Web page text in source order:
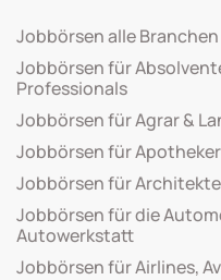
Jobbörsen alle
Jobbörsen für
Professionals
Jobbörsen für Agrar &
Jobbörsen für Apotheker
Jobbörsen für
Jobbörsen für die
Autowerkstatt
Jobbörsen für Airlines,